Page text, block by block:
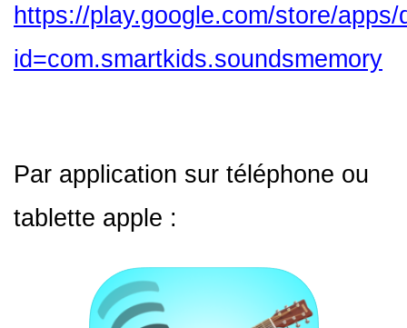
https://play.google.com/store/apps/
id=com.smartkids.soundsmemory
Par application sur téléphone ou
tablette apple :